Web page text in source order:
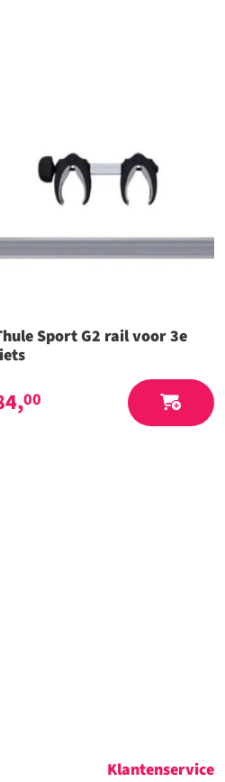
Sport G2 rail voor 3e
00
Klantenservice